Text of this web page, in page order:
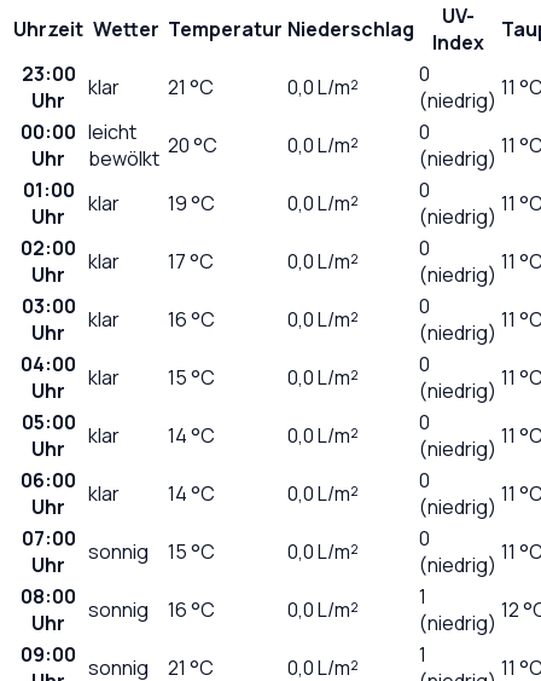
Uhrzeit Wetter Temperatur Niederschlag
UV-
Index
23:00
Uhr
klar 21 °C 0,0L/m²
0
(niedrig) 11
00:00
Uhr
leicht
bewölkt 20°C 0,0L/m²
0
(niedrig) 11
01:00
Uhr
klar 19°C 0,0L/m²
0
(niedrig) 11
02:00
Uhr
klar 17°C 0,0L/m²
0
(niedrig) 11
03:00
Uhr
klar 16°C 0,0L/m²
0
(niedrig) 11
04:00
Uhr
klar 15°C 0,0L/m²
0
(niedrig) 11
05:00
Uhr
klar 14°C 0,0L/m²
0
(niedrig) 11
06:00
Uhr
klar 14°C 0,0L/m²
0
(niedrig) 11
07:00
Uhr
sonnig 15°C 0,0L/m²
0
(niedrig) 11
08:00
Uhr
sonnig 16°C 0,0L/m²
1
(niedrig) 12
09:00 sonnig 21 °C 0,0L/m²
1
11